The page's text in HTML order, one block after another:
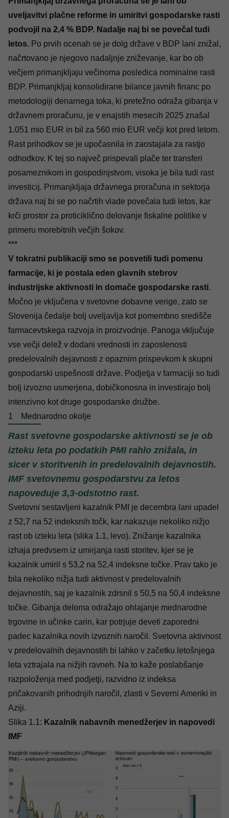
uveljavitvi plačne reforme in umiritvi gospodarske rasti
podvojil na 2,4 % BDP. Nadalje naj bi se povečal tudi
letos. Po prvih ocenah se je dolg države v BDP lani znižal,
načrtovano je njegovo nadaljnje zniževanje, kar bo ob
večjem primanjkljaju večinoma posledica nominalne rasti
BDP. Primanjkljaj konsolidirane bilance javnih financ po
metodologiji denarnega toka, ki pretežno odraža gibanja v
državnem proračunu, je v enajstih mesecih 2025 znašal
1.051 mio EUR in bil za 560 mio EUR večji kot pred letom.
Rast prihodkov se je upočasnila in zaostajala za rastjo
odhodkov. K tej so največ prispevali plače ter transferi
posameznikom in gospodinjstvom, visoka je bila tudi rast
investicij. Primanjkljaja državnega proračuna in sektorja
država naj bi se po načrtih vlade povečala tudi letos, kar
krči prostor za proticiklično delovanje fiskalne politike v
primeru morebitnih večjih šokov.
***
V tokratni publikaciji smo se posvetili tudi pomenu
farmacije, ki je postala eden glavnih stebrov
industrijske aktivnosti in domače gospodarske rasti.
Močno je vključena v svetovne dobavne verige, zato se
Slovenija čedalje bolj uveljavlja kot pomembno središče
farmacevtskega razvoja in proizvodnje. Panoga vključuje
vse večji delež v dodani vrednosti in zaposlenosti
predelovalnih dejavnosti z opaznim prispevkom k skupni
gospodarski uspešnosti države. Podjetja v farmaciji so tudi
bolj izvozno usmerjena, dobičkonosna in investirajo bolj
intenzivno kot druge gospodarske družbe.
1
Mednarodno okolje
Rast svetovne gospodarske aktivnosti se je ob
izteku leta po podatkih PMI rahlo znižala, in
sicer v storitvenih in predelovalnih dejavnostih.
IMF svetovnemu gospodarstvu za letos
napoveduje 3,3-odstotno rast.
Svetovni sestavljeni kazalnik PMI je decembra lani upadel
z 52,7 na 52 indeksnih točk, kar nakazuje nekoliko nižjo
rast ob izteku leta (slika 1.1, levo). Znižanje kazalnika
izhaja predvsem iz umirjanja rasti storitev, kjer se je
kazalnik umiril s 53,2 na 52,4 indeksne točke. Prav tako je
bila nekoliko nižja tudi aktivnost v predelovalnih
dejavnostih, saj je kazalnik zdrsnil s 50,5 na 50,4 indeksne
točke. Gibanja deloma odražajo ohlajanje mednarodne
trgovine in učinke carin, kar potrjuje deveti zaporedni
padec kazalnika novih izvoznih naročil. Svetovna aktivnost
v predelovalnih dejavnostih bi lahko v začetku letošnjega
leta vztrajala na nižjih ravneh. Na to kaže poslabšanje
razpoloženja med podjetji, razvidno iz indeksa
pričakovanih prihodnjih naročil, zlasti v Severni Ameriki in
Aziji.
Slika 1.1: Kazalnik nabavnih menedžerjev in napovedi
IMF